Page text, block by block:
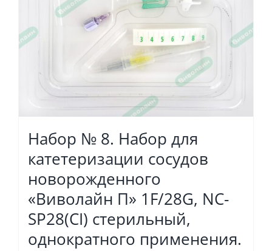
Набор № 8. Набор для
катетеризации сосудов
новорожденного
«Виволайн П» 1F/28G, NC-
SP28(СI) стерильный,
однократного применения.